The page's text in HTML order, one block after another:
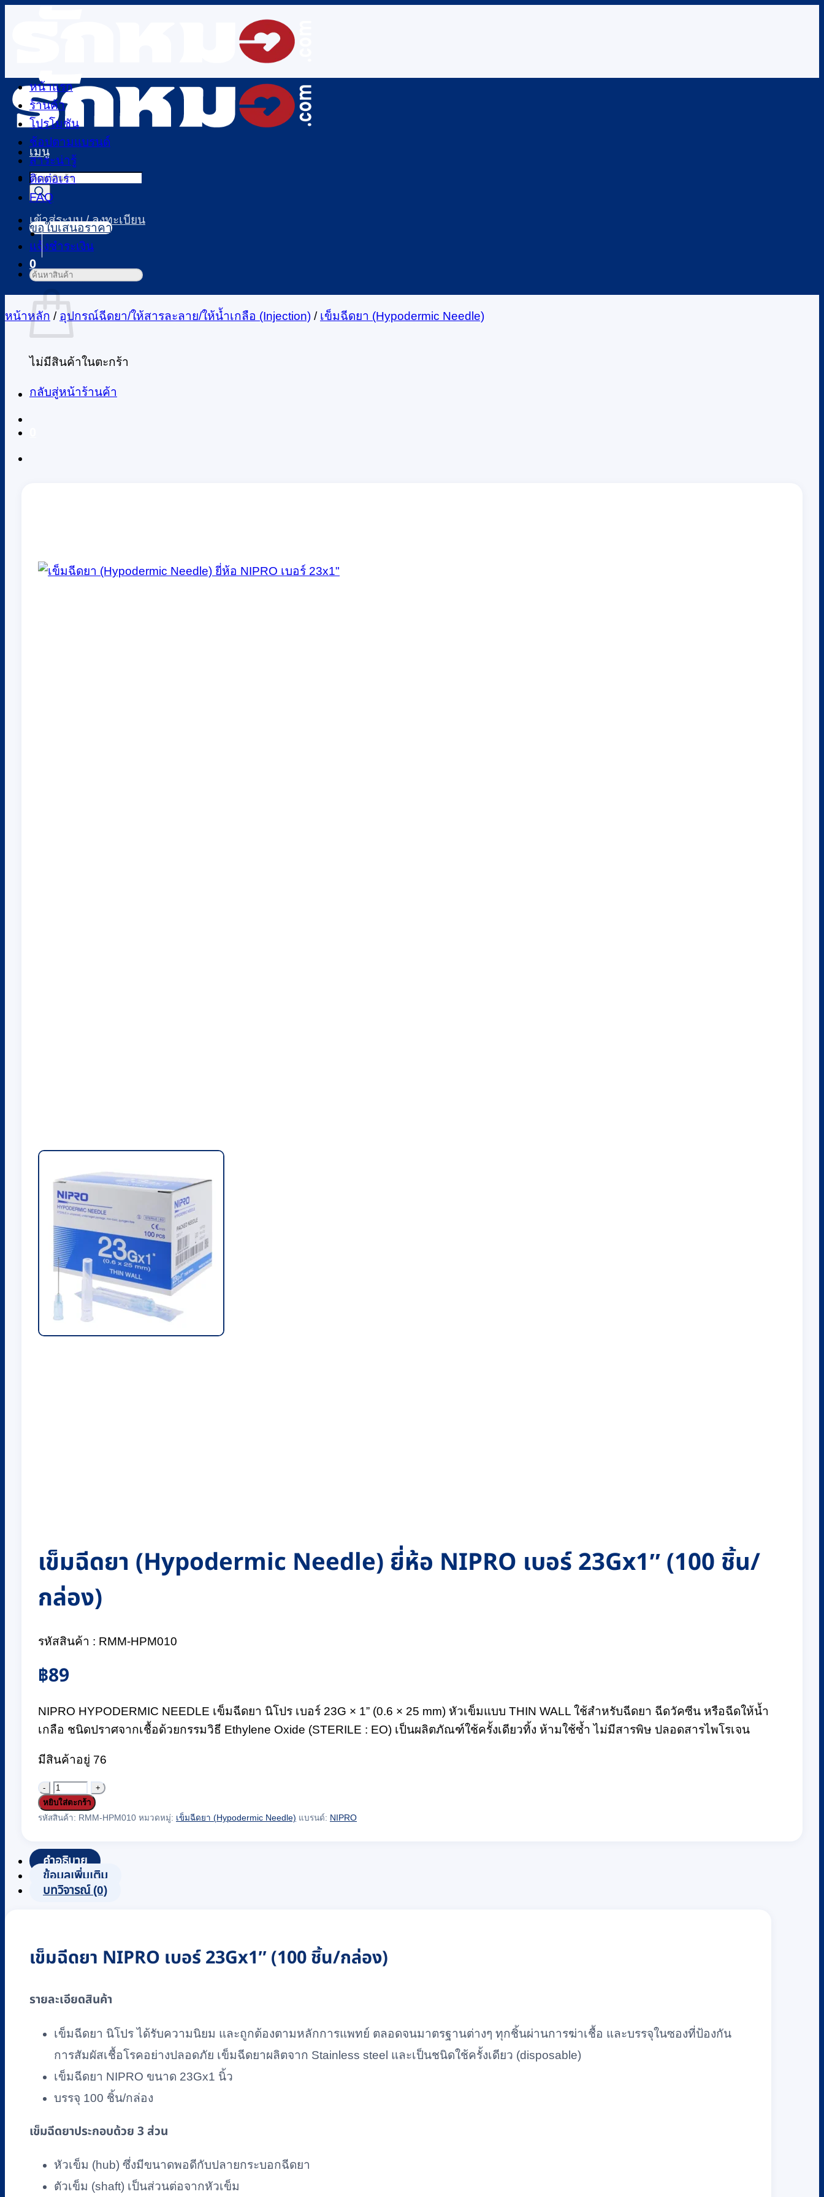
เมนู
Products
search
เข้าสู่ระบบ / ลงทะเบียน
0
ตะกร้าสินค้า
ไม่มีสินค้าในตะกร้า
กลับสู่หน้าร้านค้า
หน้าแรก
ร้านค้า
โปรโมชัน
ช้อปตามแบรนด์
สาระน่ารู้
ติดต่อเรา
FAQ
ขอใบเสนอราคา
แจ้งชำระเงิน
ค้นหา:
หน้าหลัก / อุปกรณ์ฉีดยา/ให้สารละลาย/ให้น้ำเกลือ (Injection) / เข็มฉีดยา (Hypodermic Needle)
เข็มฉีดยา (Hypodermic Needle) ยี่ห้อ NIPRO เบอร์ 23Gx1″ (100 ชิ้น/
กล่อง)
รหัสสินค้า : RMM-HPM010
฿89
NIPRO HYPODERMIC NEEDLE เข็มฉีดยา นิโปร เบอร์ 23G × 1” (0.6 × 25 mm) หัวเข็มแบบ THIN WALL ใช้สำหรับฉีดยา ฉีดวัคซีน หรือฉีดให้น้ำ
เกลือ ชนิดปราศจากเชื้อด้วยกรรมวิธี Ethylene Oxide (STERILE : EO) เป็นผลิตภัณฑ์ใช้ครั้งเดียวทิ้ง ห้ามใช้ซ้ำ ไม่มีสารพิษ ปลอดสารไพโรเจน
มีสินค้าอยู่ 76
จำนวน
เข็ม
Needle)
ยี่ห้อ
NIPRO
ชิ้น/
กล่อง)
หยิบใส่ตะกร้า
รหัสสินค้า: RMM-HPM010 หมวดหมู่: เข็มฉีดยา (Hypodermic Needle) แบรนด์: NIPRO
คำอธิบาย
ข้อมูลเพิ่มเติม
บทวิจารณ์ (0)
เข็มฉีดยา NIPRO เบอร์ 23Gx1″ (100 ชิ้น/กล่อง)
รายละเอียดสินค้า
เข็มฉีดยา นิโปร ได้รับความนิยม และถูกต้องตามหลักการแพทย์ ตลอดจนมาตรฐานต่างๆ ทุกชิ้นผ่านการฆ่าเชื้อ และบรรจุในซองที่ป้องกัน
การสัมผัสเชื้อโรคอย่างปลอดภัย เข็มฉีดยาผลิตจาก Stainless steel และเป็นชนิดใช้ครั้งเดียว (disposable)
เข็มฉีดยา NIPRO ขนาด 23Gx1 นิ้ว
บรรจุ 100 ชิ้น/กล่อง
เข็มฉีดยาประกอบด้วย 3 ส่วน
หัวเข็ม (hub) ซึ่งมีขนาดพอดีกับปลายกระบอกฉีดยา
ตัวเข็ม (shaft) เป็นส่วนต่อจากหัวเข็ม